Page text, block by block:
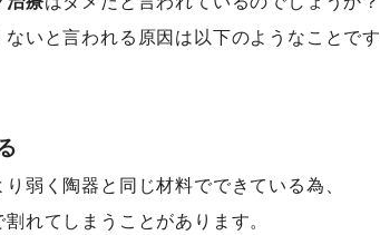
いと言われる原因は以下のようなことです
弱く陶器と同じ材料でできている為、
れてしまうことがあります。